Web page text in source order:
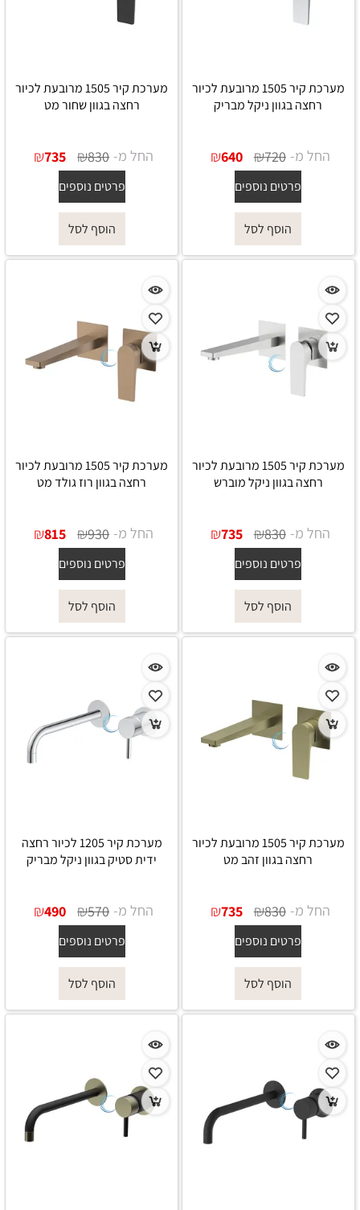
מערכת קיר 1505 מרובעת לכיור
רחצה בגוון ניקל מבריק
החל מ- ₪720
₪640
פרטים נוספים
הוסף לסל
מערכת קיר 1505 מרובעת לכיור
רחצה בגוון שחור מט
החל מ- ₪830
₪735
פרטים נוספים
הוסף לסל
מערכת קיר 1505 מרובעת לכיור
רחצה בגוון ניקל מוברש
החל מ- ₪830
₪735
פרטים נוספים
הוסף לסל
מערכת קיר 1505 מרובעת לכיור
רחצה בגוון רוז גולד מט
החל מ- ₪930
₪815
פרטים נוספים
הוסף לסל
מערכת קיר 1505 מרובעת לכיור
רחצה בגוון זהב מט
החל מ- ₪830
₪735
פרטים נוספים
הוסף לסל
מערכת קיר 1205 לכיור רחצה
ידית סטיק בגוון ניקל מבריק
החל מ- ₪570
₪490
פרטים נוספים
הוסף לסל